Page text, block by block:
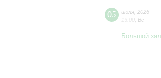
05 июля 2026
13:00 Вс
Большой зал